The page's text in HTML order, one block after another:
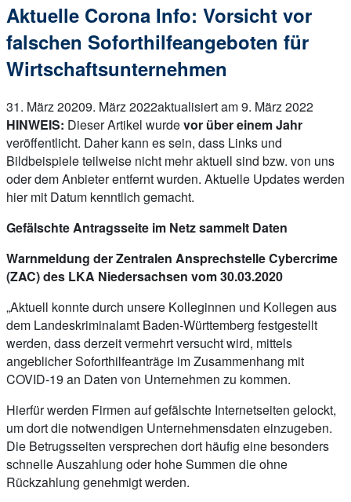
Aktuelle Corona Info: Vorsicht vor
falschen Soforthilfeangeboten für
Wirtschaftsunternehmen
31. März 20209. März 2022aktualisiert am 9. März 2022
HINWEIS: Dieser Artikel wurdevor über einem Jahr
veröffentlicht. Daher kann es sein, dass Links und
Bildbeispiele teilweise nicht mehr aktuell sind bzw. von uns
oder dem Anbieter entfernt wurden. Aktuelle Updates werden
hier mit Datum kenntlich gemacht.
Gefälschte Antragsseite im Netz sammelt Daten
Warnmeldung der Zentralen Ansprechstelle Cybercrime
(ZAC) des LKA Niedersachsen vom 30.03.2020
„Aktuell konnte durch unsere Kolleginnen und Kollegen aus
dem Landeskriminalamt Baden-Württemberg festgestellt
werden, dass derzeit vermehrt versucht wird, mittels
angeblicher Soforthilfeanträge im Zusammenhang mit
COVID-19 an Daten von Unternehmen zu kommen.
Hierfür werden Firmen auf gefälschte Internetseiten gelockt,
um dort die notwendigen Unternehmensdaten einzugeben.
Die Betrugsseiten versprechen dort häufig eine besonders
schnelle Auszahlung oder hohe Summen die ohne
Rückzahlung genehmigt werden.